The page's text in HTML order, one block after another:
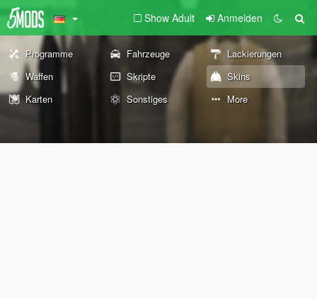
Show Adult Anmelden
Programme Fahrzeuge
Lackierungen
Waffen
Skripte
Skins
Karten
Sonstiges More